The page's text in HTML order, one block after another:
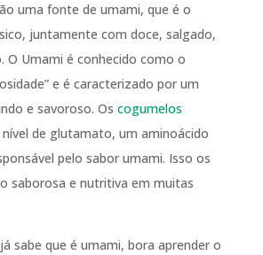
uma fonte de umami, que é o
juntamente com doce, salgado,
O Umami é conhecido como o
e é caracterizado por um
e savoroso. Os cogumelos
de glutamato, um aminoácido
pelo sabor umami. Isso os
saborosa e nutritiva em muitas
sabe que é umami, bora aprender o